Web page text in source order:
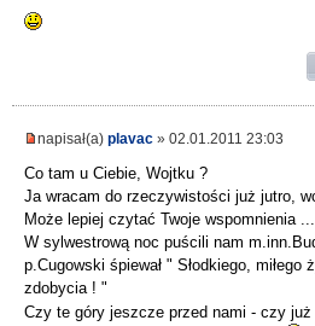
napisał(a) plavac » 02.01.2011 23:03
Co tam u Ciebie, Wojtku ?
Ja wracam do rzeczywistości już jutro,
Może lepiej czytać Twoje wspomnienia ...
W sylwestrową noc puścili nam
p.Cugowski śpiewał " Słodkiego,
zdobycia ! "
Czy te góry jeszcze przed nami - czy